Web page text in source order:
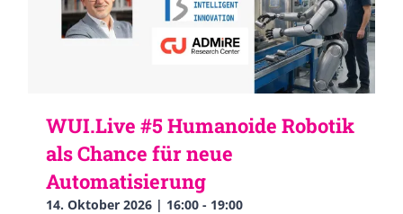
WUI.Live #5 Humanoide Robotik
als Chance für neue
Automatisierung
14. Oktober 2026 | 16:00 - 19:00